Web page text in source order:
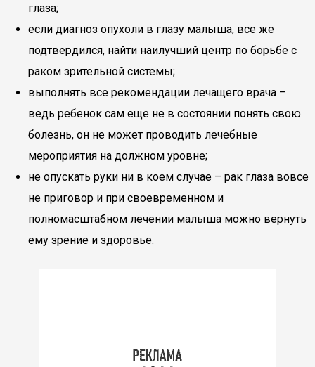
глаза;
если диагноз опухоли в глазу малыша, все же
подтвердился, найти наилучший центр по борьбе с
раком зрительной системы;
выполнять все рекомендации лечащего врача –
ведь ребенок сам еще не в состоянии понять свою
болезнь, он не может проводить лечебные
мероприятия на должном уровне;
не опускать руки ни в коем случае – рак глаза вовсе
не приговор и при своевременном и
полномасштабном лечении малыша можно вернуть
ему зрение и здоровье.